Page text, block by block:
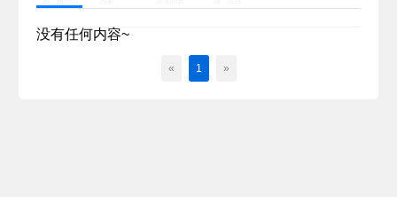
没有任何内容~
« 1 »